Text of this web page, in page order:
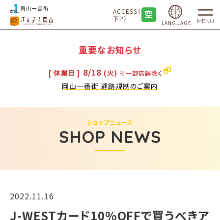
ACCESS（地
下P）
LANGUAGE MENU
重要なお知らせ
[ 休業日 ] 8/18 (火) ※一部店舗除く
岡山一番街 通路規制のご案内
SHOP NEWS
ショップニュース
2022.11.16
J-WESTカード10%OFFで買うべきア